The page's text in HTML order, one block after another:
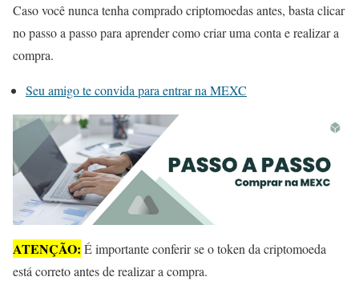
Caso você nunca tenha comprado criptomoedas antes, basta clicar
no passo a passo para aprender como criar uma conta e realizar a
compra.
Seu amigo te convida para entrar na MEXC
ATENÇÃO: É importante conferir se o token da criptomoeda
está correto antes de realizar a compra.